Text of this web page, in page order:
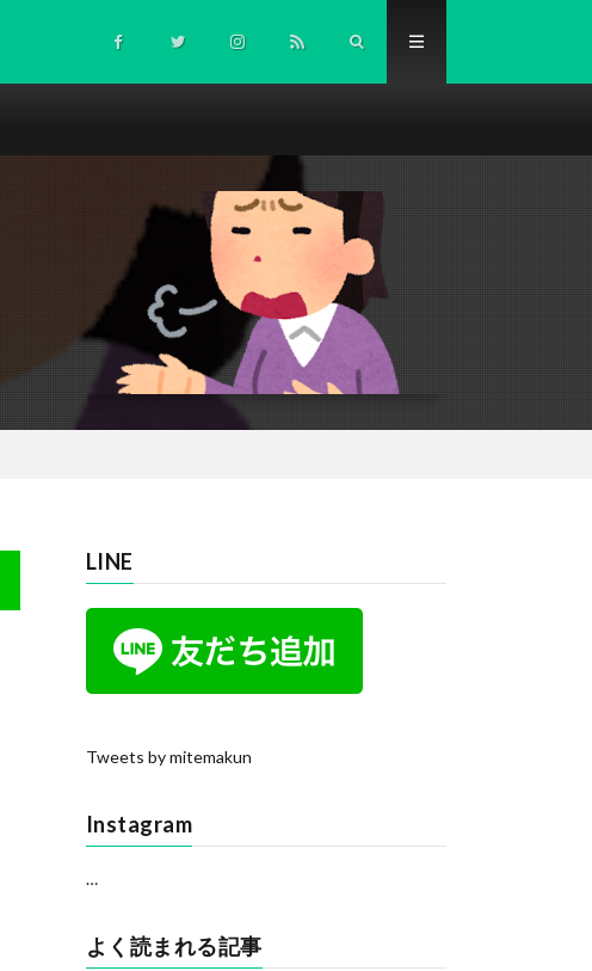
LINE
Tweets by mitemakun
Instagram
…
よく読まれる記事